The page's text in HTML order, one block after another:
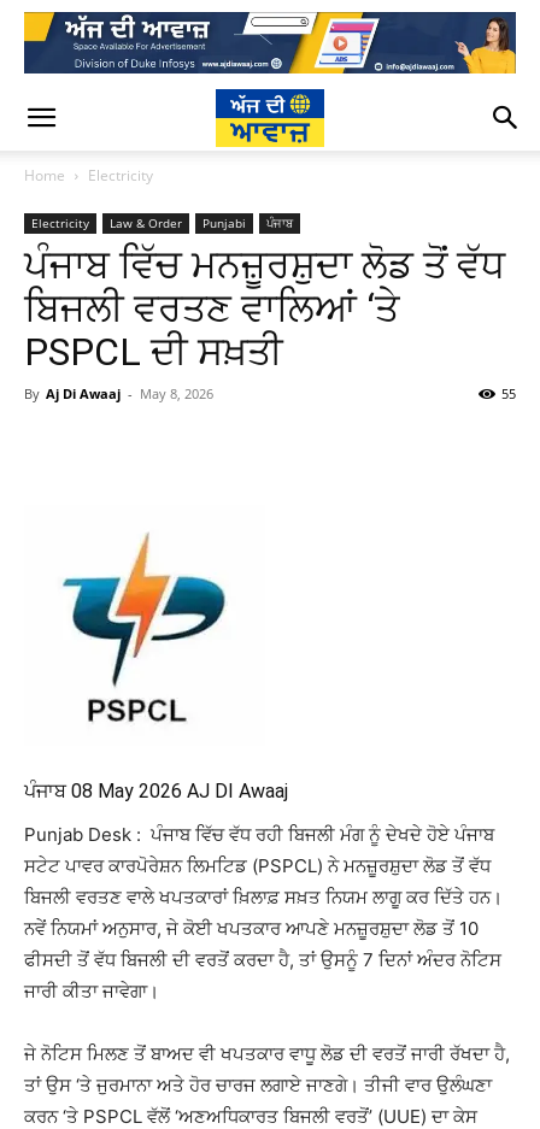
Home Electricity
Electricity Law & Order Punjabi ਪੰਜਾਬ
ਪੰਜਾਬ ਵਿੱਚ ਮਨਜ਼ੂਰਸ਼ੁਦਾ ਲੋਡ ਤੋਂ ਵੱਧ
ਬਿਜਲੀ ਵਰਤਣ ਵਾਲਿਆਂ ‘ਤੇ
PSPCL ਦੀ ਸਖ਼ਤੀ
By Aj Di Awaaj - May 8, 2026 55
ਪੰਜਾਬ 08 May 2026 AJ DI Awaaj
Punjab Desk : ਪੰਜਾਬ ਵਿੱਚ ਵੱਧ ਰਹੀ ਬਿਜਲੀ ਮੰਗ ਨੂੰ ਦੇਖਦੇ ਹੋਏ ਪੰਜਾਬ
ਸਟੇਟ ਪਾਵਰ ਕਾਰਪੋਰੇਸ਼ਨ ਲਿਮਟਿਡ (PSPCL) ਨੇ ਮਨਜ਼ੂਰਸ਼ੁਦਾ ਲੋਡ ਤੋਂ ਵੱਧ
ਬਿਜਲੀ ਵਰਤਣ ਵਾਲੇ ਖਪਤਕਾਰਾਂ ਖ਼ਿਲਾਫ਼ ਸਖ਼ਤ ਨਿਯਮ ਲਾਗੂ ਕਰ ਦਿੱਤੇ ਹਨ।
ਨਵੇਂ ਨਿਯਮਾਂ ਅਨੁਸਾਰ, ਜੇ ਕੋਈ ਖਪਤਕਾਰ ਆਪਣੇ ਮਨਜ਼ੂਰਸ਼ੁਦਾ ਲੋਡ ਤੋਂ 10
ਫੀਸਦੀ ਤੋਂ ਵੱਧ ਬਿਜਲੀ ਦੀ ਵਰਤੋਂ ਕਰਦਾ ਹੈ, ਤਾਂ ਉਸਨੂੰ 7 ਦਿਨਾਂ ਅੰਦਰ ਨੋਟਿਸ
ਜਾਰੀ ਕੀਤਾ ਜਾਵੇਗਾ।
ਜੇ ਨੋਟਿਸ ਮਿਲਣ ਤੋਂ ਬਾਅਦ ਵੀ ਖਪਤਕਾਰ ਵਾਧੂ ਲੋਡ ਦੀ ਵਰਤੋਂ ਜਾਰੀ ਰੱਖਦਾ ਹੈ,
ਤਾਂ ਉਸ ‘ਤੇ ਜੁਰਮਾਨਾ ਅਤੇ ਹੋਰ ਚਾਰਜ ਲਗਾਏ ਜਾਣਗੇ। ਤੀਜੀ ਵਾਰ ਉਲੰਘਣਾ
ਕਰਨ ‘ਤੇ PSPCL ਵੱਲੋਂ ‘ਅਣਅਧਿਕਾਰਤ ਬਿਜਲੀ ਵਰਤੋਂ’ (UUE) ਦਾ ਕੇਸ